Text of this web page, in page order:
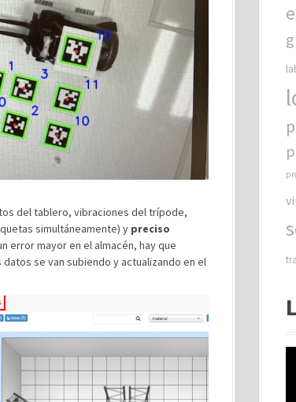
del tablero, vibraciones del trípode,
simultáneamente) y preciso
error mayor en el almacén, hay que
se van subiendo y actualizando en el
s